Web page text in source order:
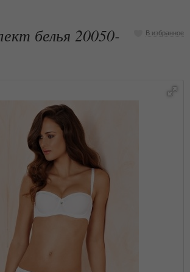
белья 20050-
В избранное